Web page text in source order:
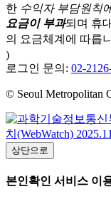
한 수익자 부담원칙
요금이 부과되며 휴
의 요금체계에 따릅
)
로그인 문의: 02-
© Seoul Metropolitan
상단으로
본인확인 서비스 이